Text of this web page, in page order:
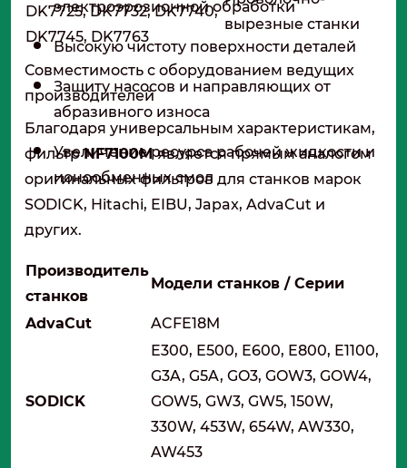
электроэрозионной обработки
Высокую чистоту поверхности деталей
Защиту насосов и направляющих от
абразивного износа
Увеличение ресурса рабочей жидкости и
ионообменных смол
DK7725, DK7732, DK7740,
DK7745, DK7763
вырезные станки
Совместимость с оборудованием ведущих
производителей
Благодаря универсальным характеристикам,
фильтрNF7100Mявляется прямым аналогом
оригинальных фильтров для станков марок
SODICK, Hitachi, EIBU, Japax, AdvaCut и
других.
Производитель
станков
Модели станков / Серии
AdvaCut ACFE18M
SODICK
E300, E500, E600, E800, E1100,
G3A, G5A, GO3, GOW3, GOW4,
GOW5, GW3, GW5, 150W,
330W, 453W, 654W, AW330,
AW453